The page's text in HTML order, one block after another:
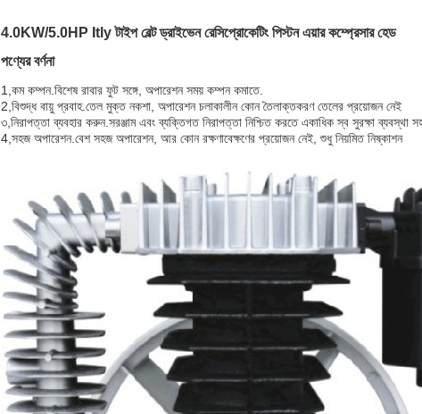
4.0KW/5.0HP Itly টাইপ বেল্ট ড্রাইভেন রেসিপ্রোকেটিং পিস্টন এয়ার কম্প্রেসার হেড
পণ্যের বর্ণনা
1, কম কম্পন.বিশেষ রাবার ফুট সঙ্গে, অপারেশন সময় কম্পন কমাতে.
2, বিশুদ্ধ বায়ু প্রবাহ.তেল মুক্ত নকশা, অপারেশন চলাকালীন কোন তৈলাক্তকরণ তেলের প্রয়োজন নেই
৩, নিরাপত্তা ব্যবহার করুন.সরঞ্জাম এবং ব্যক্তিগত নিরাপত্তা নিশ্চিত করতে একাধিক স্ব সুরক্ষা ব্যবস্থা
4, সহজ অপারেশন.বেশ সহজ অপারেশন, আর কোন রক্ষণাবেক্ষণের প্রয়োজন নেই, শুধু নিয়মিত নিষ্কাশন